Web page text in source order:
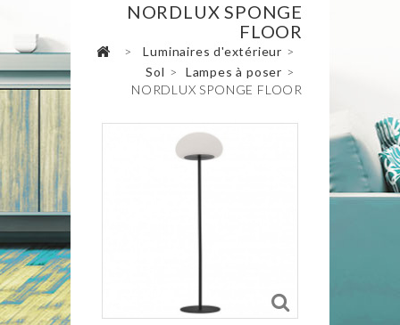
NORDLUX SPONGE
FLOOR
> Luminaires d'extérieur >
Sol > Lampes à poser >
NORDLUX SPONGE FLOOR